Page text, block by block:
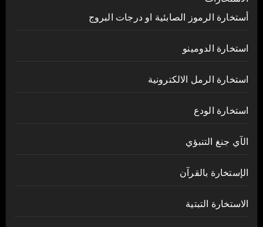
أستخارة الرموز الصابئية او درجات البروج
استخارة الدومينو
استخارة الرمل الالكترونية
استخارة الودع
الآي جنغ التنبؤي
الإستخارة بالقرآن
الاستخارة التبتية